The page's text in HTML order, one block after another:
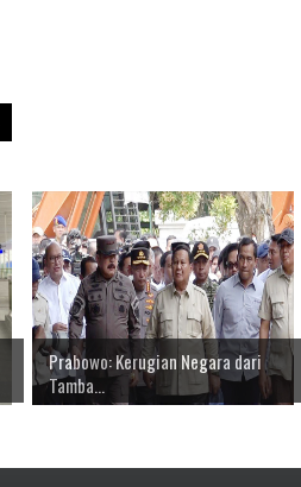
Prabowo: Kerugian Negara dari
Tamba...